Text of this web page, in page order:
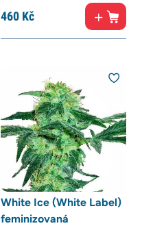
460Kč
White Ice (White Label)
feminizovaná